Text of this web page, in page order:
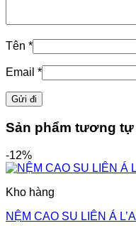
Tên *
Email *
Sản phẩm tương tự
-12%
Kho hàng
NỆM CAO SU LIÊN Á